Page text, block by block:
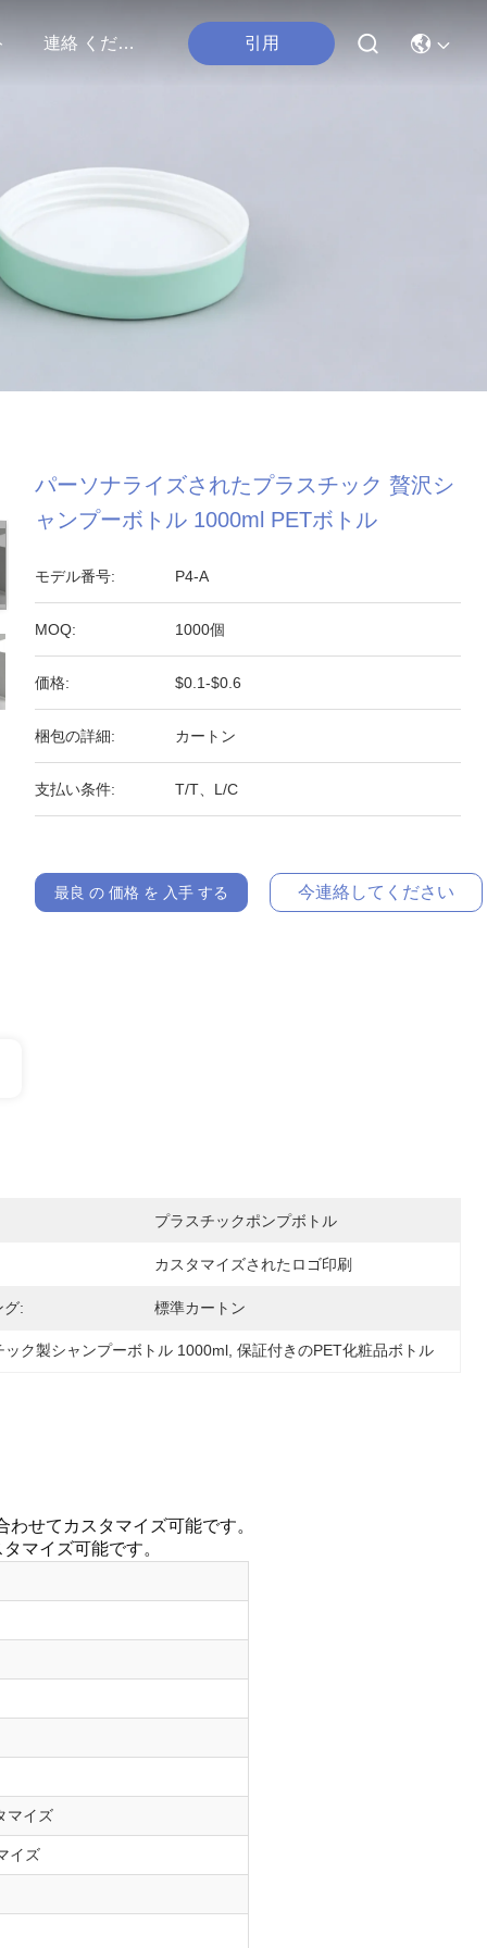
連絡 ください 引用
パーソナライズされたプラスチック 贅沢シ
ャンプーボトル 1000ml PETボトル
モデル番号: P4-A
MOQ: 1000個
価格: $0.1-$0.6
梱包の詳細: カートン
支払い条件: T/T、L/C
最良 の 価格 を 入手 する 今連絡してください
プラスチックポンプボトル
カスタマイズされたロゴ印刷
グ: 標準カートン
ック製シャンプーボトル 1000ml , 保証付きのPET化粧品ボトル
せてカスタマイズ可能です。
マイズ可能です。
マイズ
イズ